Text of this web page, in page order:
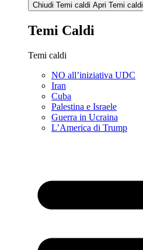
Chiudi Temi caldi Apri Temi caldi
Temi Caldi
Temi caldi
NO all’iniziativa UDC
Iran
Cuba
Palestina e Israele
Guerra in Ucraina
L’America di Trump